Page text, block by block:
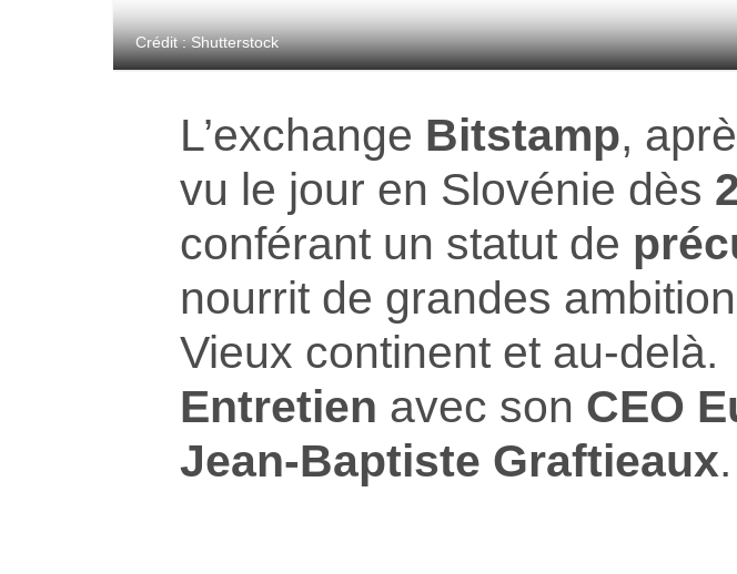
Crédit : Shutterstock
L’exchange Bitstamp,
vu le jour en Slovénie dès
conférant un statut de
nourrit de grandes
Vieux continent et au-delà.
Entretien avec son CEO
Jean-Baptiste Graftieaux.